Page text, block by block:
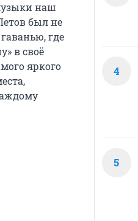
наш
был не
где
в своё
яркого
4
5